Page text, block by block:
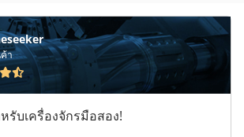
า
รับเครื่องจักรมือสอง!